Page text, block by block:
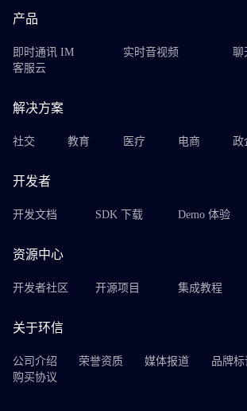
产品
即时通讯 IM 实时音视频
聊
客服云
解决方案
社交 教育 医疗 电商 政
开发者
开发文档 SDK 下载 Demo 体验
资源中心
开发者社区 开源项目 集成教程
关于环信
公司介绍 荣誉资质 媒体报道 品牌标
购买协议